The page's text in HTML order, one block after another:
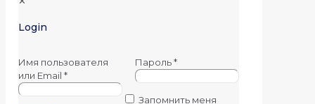
Login
Имя пользователя
или Email*
Пароль*
Запомнить меня